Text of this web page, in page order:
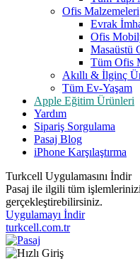
Ofis Malzemeleri
Evrak
Ofis
Masaüstü
Tüm Ofis
Akıllı & İlginç
Tüm Ev-Yaşam
Apple Eğitim Ürünleri
Yardım
Sipariş Sorgulama
Pasaj Blog
iPhone Karşılaştırma
Turkcell Uygulamasını İndir
Pasaj ile ilgili tüm
gerçekleştirebilirsiniz.
Uygulamayı İndir
turkcell.com.tr